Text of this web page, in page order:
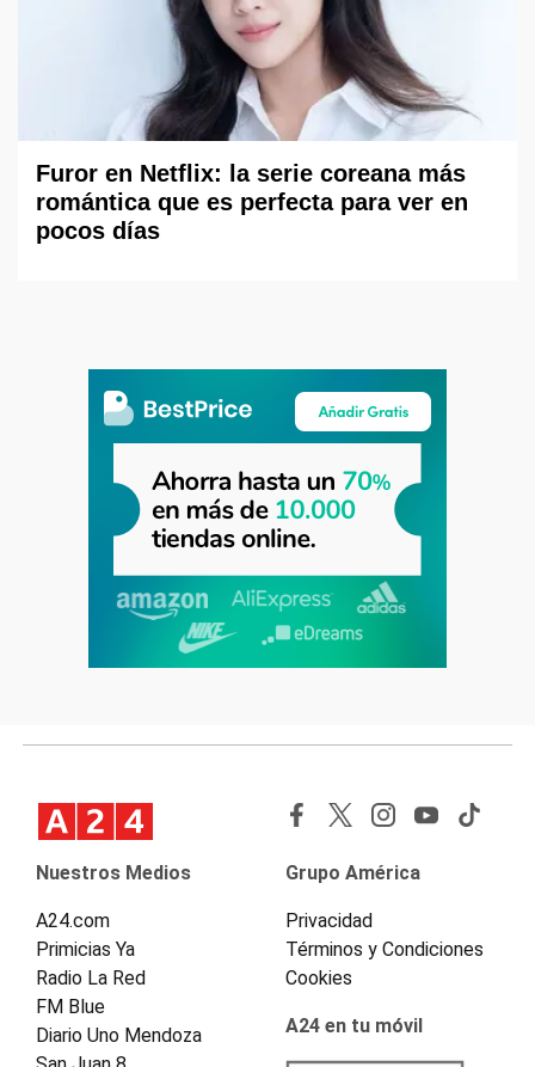
Furor en Netflix: la serie coreana más
romántica que es perfecta para ver en
pocos días
Nuestros Medios
A24.com
Primicias Ya
Radio La Red
FM Blue
Diario Uno Mendoza
Grupo América
Privacidad
Términos y Condiciones
Cookies
A24 en tu móvil